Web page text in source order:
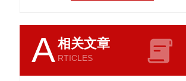
A相关文章
RTICLES